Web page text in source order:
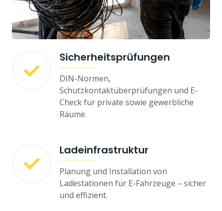
Sicherheitsprüfungen
DIN-Normen,
Schutzkontaktüberprüfungen und E-
Check für private sowie gewerbliche
Räume.
Ladeinfrastruktur
Planung und Installation von
Ladestationen für E-Fahrzeuge – sicher
und effizient.